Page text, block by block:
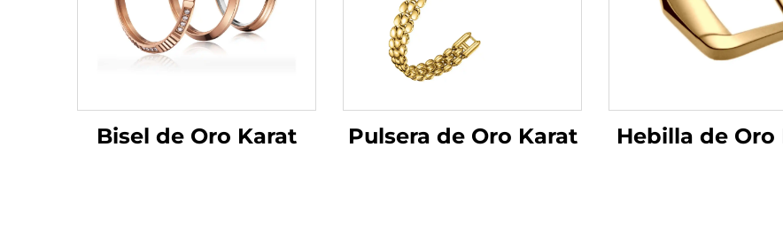
Bisel de Oro Karat Pulsera de Oro Karat Hebilla de Oro